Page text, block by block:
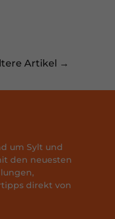
Artikel →
um Sylt und
den neuesten
direkt von